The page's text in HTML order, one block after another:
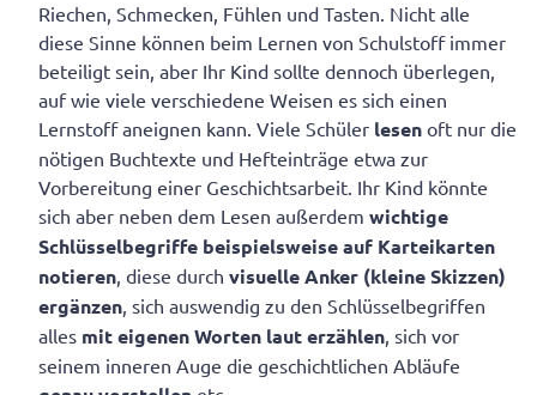
Riechen, Schmecken, Fühlen und Tasten. Nicht alle
diese Sinne können beim Lernen von Schulstoff immer
beteiligt sein, aber Ihr Kind sollte dennoch überlegen,
auf wie viele verschiedene Weisen es sich einen
Lernstoff aneignen kann. Viele Schüler lesen oft nur die
nötigen Buchtexte und Hefteinträge etwa zur
Vorbereitung einer Geschichtsarbeit. Ihr Kind könnte
sich aber neben dem Lesen außerdem wichtige
Schlüsselbegriffe beispielsweise auf Karteikarten
notieren, diese durch visuelle Anker (kleine Skizzen)
ergänzen, sich auswendig zu den Schlüsselbegriffen
alles mit eigenen Worten laut erzählen, sich vor
seinem inneren Auge die geschichtlichen Abläufe